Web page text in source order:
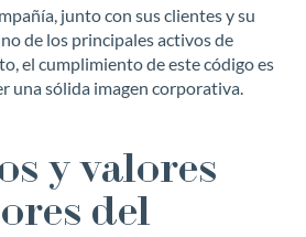
junto con sus clientes y su
de los principales activos de
el cumplimiento de este código es
una sólida imagen corporativa.
y valores
del